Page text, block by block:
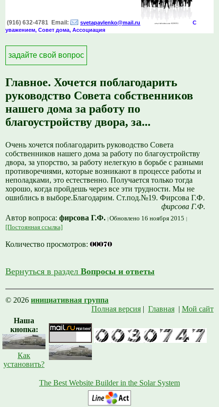
(916) 632-4781 Email: svetapavlenko@mail.ru
С
уважением, Совет дома, Ассоциация
задайте свой вопрос
Главное. Хочется поблагодарить
руководство Совета собственников
нашего дома за работу по
благоустройству двора, за...
Очень хочется поблагодарить руководство Совета
собственников нашего дома за работу по благоустройству
двора, за упорство, за работу нелегкую в борьбе с разными
противоречиями, которые возникают в процессе работы и
неполадками, это естественно. Получается только тогда
хорошо, когда пройдешь через все эти трудности. Мы не
ошиблись в выборе.Благодарим. Ст.под.№19. Фирсова Г.Ф.
фирсова Г.Ф.
Автор вопроса:фирсова Г.Ф. Обновлено 16 ноября 2015
[Постоянная ссылка]
Количество просмотров:
Вернуться в разделВопросы и ответы
© 2026инициативная группа
Полная версия| Главная| Мой сайт
Наша
кнопка:
Как
установить?
The Best Website Builder in the Solar System